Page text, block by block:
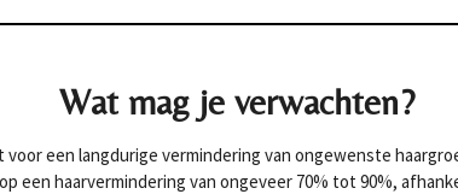
Wat mag je verwachten?
een langdurige vermindering van ongewenste
een haarvermindering van ongeveer 70% tot 90%,